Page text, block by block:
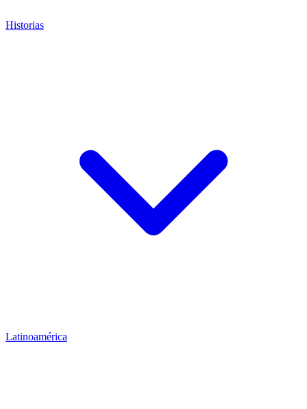
Historias
Latinoamérica